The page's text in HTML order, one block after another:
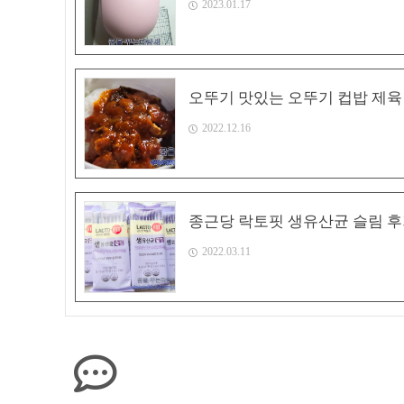
2023.01.17
오뚜기 맛있는 오뚜기 컵밥 제
2022.12.16
종근당 락토핏 생유산균 슬림 후
2022.03.11